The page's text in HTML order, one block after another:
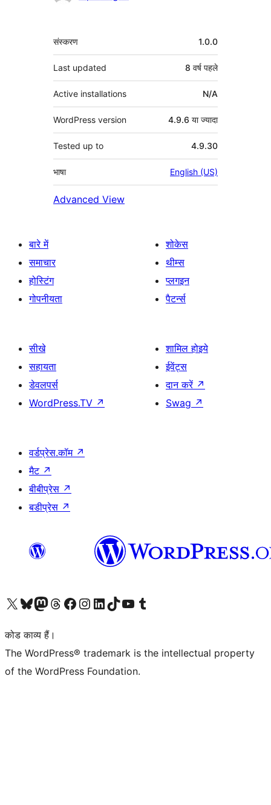
मेटा
संस्करण 1.0.0
Last updated 8 वर्ष पहले
Active installations N/A
WordPress version 4.9.6 या ज्यादा
Tested up to 4.9.30
भाषा English (US)
Advanced View
बारे में
समाचार
होस्टिंग
गोपनीयता
शोकेस
थीम्स
प्लगइन
पैटर्न्स
सीखे
सहायता
डेवलपर्स
WordPress.TV ↗
शामिल होइये
ईवेंट्स
दान करें ↗
Swag ↗
वर्डप्रेस.कॉम ↗
मैट ↗
बीबीप्रेस ↗
बडीप्रेस ↗
Visit our X (formerly Twitter) account
हमारे बलुस्की खाते पर जाएँVisit our Mastodon account
हमारे थ्रेड्स अकाउंट पर जाएंहमारे फेसबुक पेज पर जाएँहमारे इंस्टाग्राम अकाउंट पर जाएंहमारे लिंक्डइन खाते पर जाएँहमारे टिकटॉक खाते पर जाएँहमारे यूट्यूब चैनल पर जाएंहमारे Tumblr खाते पर जाएँ
कोड काव्य हैं।
The WordPress® trademark is the intellectual property
of the WordPress Foundation.